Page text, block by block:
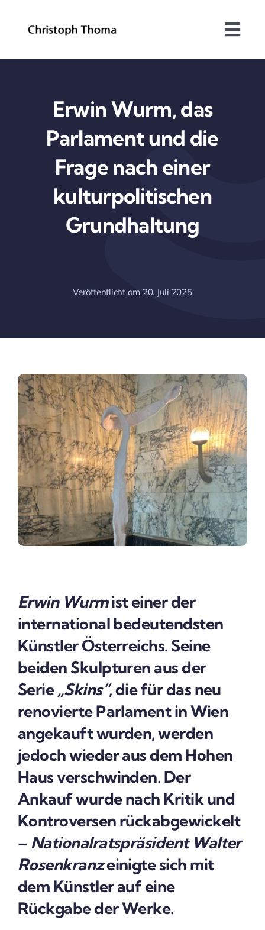
Über mich
Bundesrat
Arbeitsschwerpunkte
Erwin Wurm, das
Parlament und die
Frage nach einer
kulturpolitischen
Grundhaltung
Veröffentlicht am 20. Juli 2025
Erwin Wurmist einer der
international bedeutendsten
Künstler Österreichs. Seine
beiden Skulpturen aus der
Serie„Skins“, die für das neu
renovierte Parlament in Wien
angekauft wurden, werden
jedoch wieder aus dem Hohen
Haus verschwinden. Der
Ankauf wurde nach Kritik und
Kontroversen rückabgewickelt
– Nationalratspräsident Walter
Rosenkranzeinigte sich mit
dem Künstler auf eine
Rückgabe der Werke.